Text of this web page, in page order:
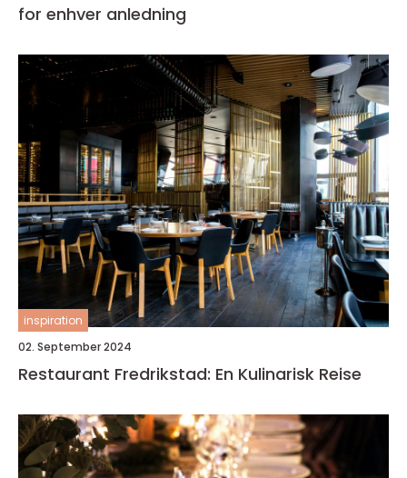
for enhver anledning
inspiration
02. September 2024
Restaurant Fredrikstad: En Kulinarisk Reise